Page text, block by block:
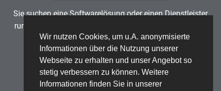
Wir nutzen Cookies, um u.A. anonymisierte
Informationen über die Nutzung unserer
Webseite zu erhalten und unser Angebot so
stetig verbessern zu können. Weitere
Informationen finden Sie in unserer
Sie suchen eine Softwarelösung oder einen Dienstleister
rund um die Themen
ISMS?
Partner finden